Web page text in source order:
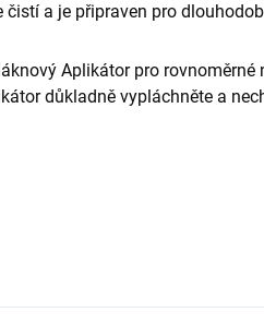
čistí a je připraven pro
Aplikátor pro rovnoměrné
důkladně vypláchněte a